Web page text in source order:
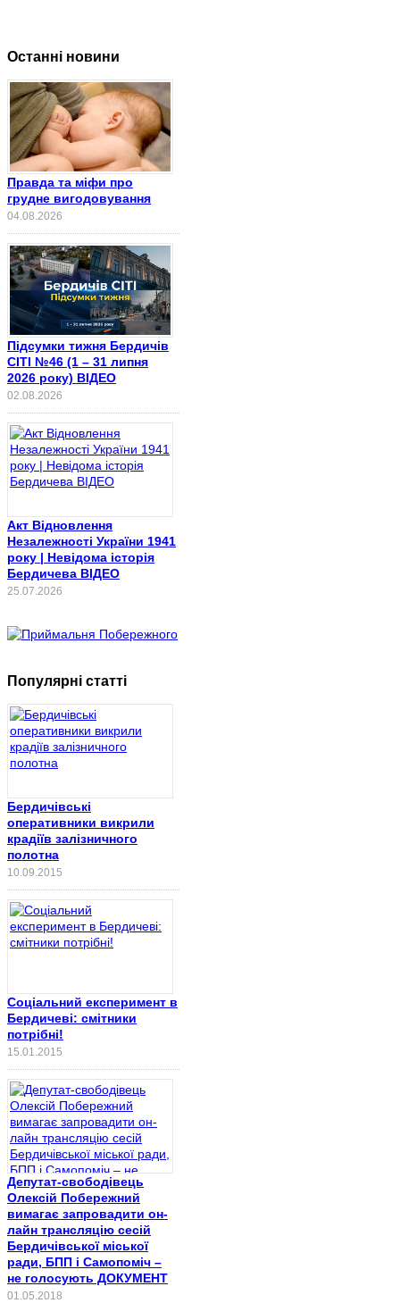
Останні новини
Правда та міфи про
грудне вигодовування
04.08.2026
Підсумки тижня Бердичів
СІТІ №46 (1 – 31 липня
2026 року) ВІДЕО
02.08.2026
Акт Відновлення
Незалежності України 1941
року | Невідома історія
Бердичева ВІДЕО
25.07.2026
Популярні статті
Бердичівські
оперативники викрили
крадіїв залізничного
полотна
10.09.2015
Соціальний експеримент в
Бердичеві: смітники
потрібні!
15.01.2015
Депутат-свободівець
Олексій Побережний
вимагає запровадити он-
лайн трансляцію сесій
Бердичівської міської
ради, БПП і Самопоміч –
не голосують ДОКУМЕНТ
01.05.2018